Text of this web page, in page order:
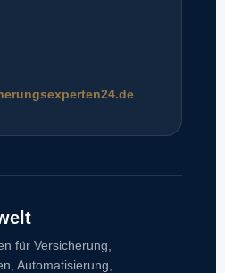
für Versicherung,
Automatisierung,